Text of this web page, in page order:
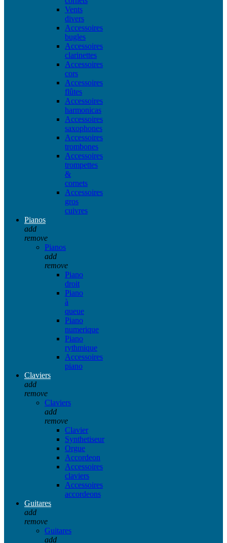
Vents
divers
Accessoires
bugles
Accessoires
clarinettes
Accessoires
cors
Accessoires
flûtes
Accessoires
harmonicas
Accessoires
saxophones
Accessoires
trombones
Accessoires
trompettes
&
cornets
Accessoires
gros
cuivres
Pianos
add
remove
Pianos
add
remove
Piano
droit
Piano
à
queue
Piano
numerique
Piano
rythmique
Accessoires
piano
Claviers
add
remove
Claviers
add
remove
Clavier
Synthetiseur
Orgue
Accordeon
Accessoires
claviers
Accessoires
accordeons
Guitares
add
remove
Guitares
add